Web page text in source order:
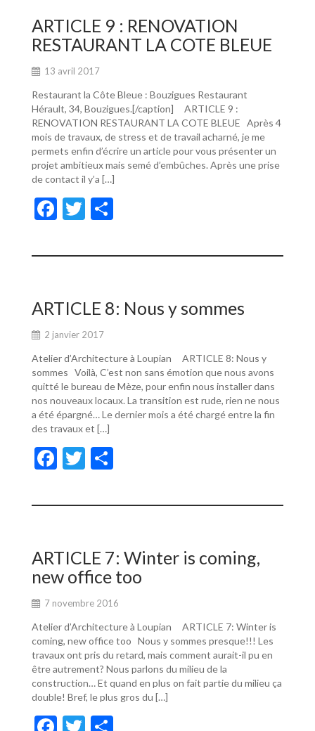
o
o
k
er
ARTICLE 9 : RENOVATION
RESTAURANT LA COTE BLEUE
13 avril 2017
Restaurant la Côte Bleue : Bouzigues Restaurant
Hérault, 34, Bouzigues.[/caption] ARTICLE 9 :
RENOVATION RESTAURANT LA COTE BLEUE Après 4
mois de travaux, de stress et de travail acharné, je me
permets enfin d’écrire un article pour vous présenter un
projet ambitieux mais semé d’embûches. Après une prise
de contact il y’a […]
F
e
o
o
k
T
itt ta
er
ARTICLE 8: Nous y sommes
2 janvier 2017
Atelier d’Architecture à Loupian ARTICLE 8: Nous y
sommes Voilà, C’est non sans émotion que nous avons
quitté le bureau de Mèze, pour enfin nous installer dans
nos nouveaux locaux. La transition est rude, rien ne nous
a été épargné… Le dernier mois a été chargé entre la fin
des travaux et […]
F
e
o
o
k
T
itt ta
er
ARTICLE 7: Winter is coming,
new office too
7 novembre 2016
Atelier d’Architecture à Loupian ARTICLE 7: Winter is
coming, new office too Nous y sommes presque!!! Les
travaux ont pris du retard, mais comment aurait-il pu en
être autrement? Nous parlons du milieu de la
construction… Et quand en plus on fait partie du milieu ça
double! Bref, le plus gros du […]